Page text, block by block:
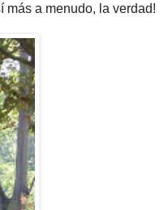
más a menudo, la verdad!